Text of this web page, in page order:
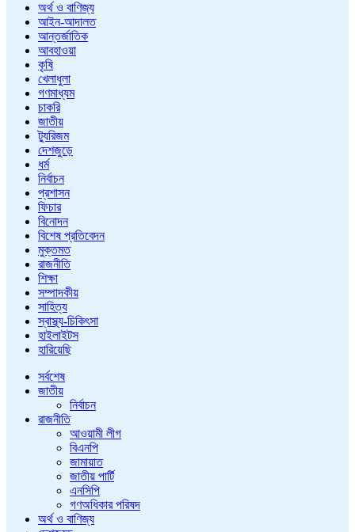
অর্থ ও বাণিজ্য
আইন-আদালত
আন্তর্জাতিক
আবহাওয়া
কৃষি
খেলাধুলা
গণমাধ্যম
চাকরি
জাতীয়
ট্যুরিজম
দেশজুড়ে
ধর্ম
নির্বাচন
প্রশাসন
ফিচার
বিনোদন
বিশেষ প্রতিবেদন
মুক্তমত
রাজনীতি
শিক্ষা
সম্পাদকীয়
সাহিত্য
স্বাস্থ্য-চিকিৎসা
হাইলাইটস
হারিয়েছি
সর্বশেষ
জাতীয়
নির্বাচন
রাজনীতি
আওয়ামী লীগ
বিএনপি
জামায়াত
জাতীয় পার্টি
এনসিপি
গণঅধিকার পরিষদ
অর্থ ও বাণিজ্য